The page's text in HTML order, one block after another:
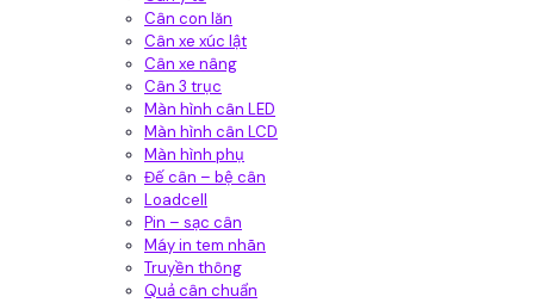
Cân con lăn
Cân xe xúc lật
Cân xe nâng
Cân 3 trục
Màn hình cân LED
Màn hình cân LCD
Màn hình phụ
Đế cân – bệ cân
Loadcell
Pin – sạc cân
Máy in tem nhãn
Truyền thông
Quả cân chuẩn